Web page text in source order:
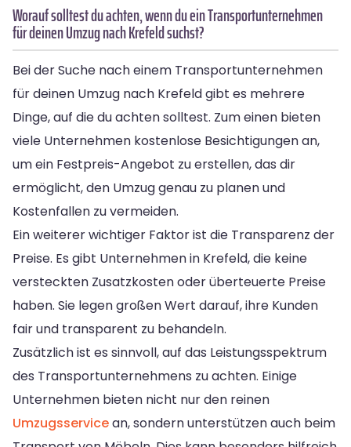
Worauf solltest du achten, wenn du ein Transportunternehmen
für deinen Umzug nach Krefeld suchst?
Bei der Suche nach einem Transportunternehmen
für deinen Umzug nach Krefeld gibt es mehrere
Dinge, auf die du achten solltest. Zum einen bieten
viele Unternehmen kostenlose Besichtigungen an,
um ein Festpreis-Angebot zu erstellen, das dir
ermöglicht, den Umzug genau zu planen und
Kostenfallen zu vermeiden.
Ein weiterer wichtiger Faktor ist die Transparenz der
Preise. Es gibt Unternehmen in Krefeld, die keine
versteckten Zusatzkosten oder überteuerte Preise
haben. Sie legen großen Wert darauf, ihre Kunden
fair und transparent zu behandeln.
Zusätzlich ist es sinnvoll, auf das Leistungsspektrum
des Transportunternehmens zu achten. Einige
Unternehmen bieten nicht nur den reinen
Umzugsservicean, sondern unterstützen auch beim